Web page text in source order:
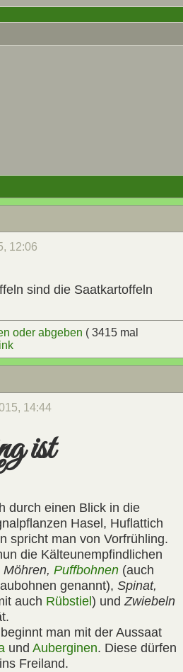
12:06
sind die Saatkartoffeln
oder abgeben ( 3415 mal
14:44
ist
durch einen Blick in die
Hasel, Huflattich
spricht man von Vorfrühling.
die Kälteunempfindlichen
Möhren, Puffbohnen (auch
genannt), Spinat,
auch Rübstiel ) undZwiebeln
man mit der Aussaat
und Auberginen. Diese dürfen
Freiland.